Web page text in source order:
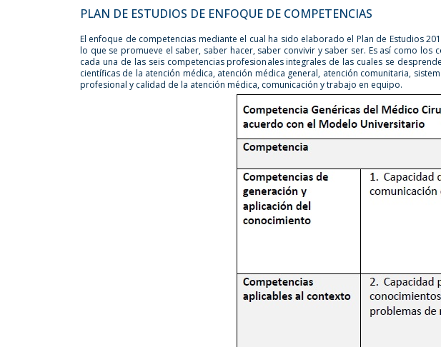
PLAN DE ESTUDIOS DE ENFOQUE DE COMPETENCIAS
El enfoque de competencias mediante el cual ha sido elaborado el Plan de Estudios
lo que se promueve el saber, saber hacer, saber convivir y saber ser. Es así como
cada una de las seis competencias profesionales integrales de las cuales se
científicas de la atención médica, atención médica general, atención comunitaria,
profesional y calidad de la atención médica, comunicación y trabajo en equipo.